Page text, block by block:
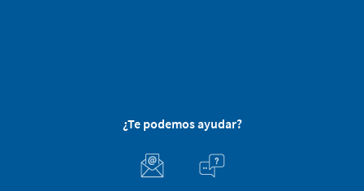
¿Te podemos ayudar?